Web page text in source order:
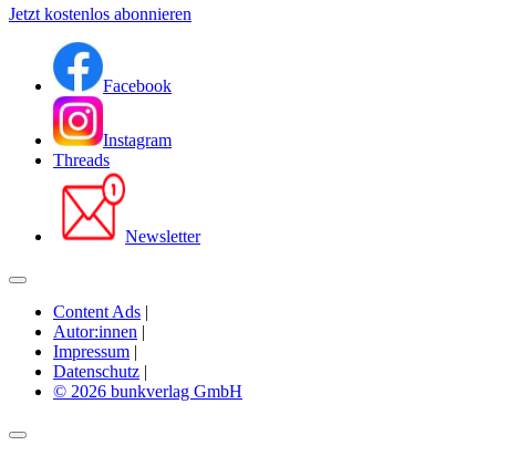
Jetzt kostenlos abonnieren
Facebook
Instagram
Threads
Newsletter
Content Ads |
Autor:innen |
Impressum |
Datenschutz |
© 2026 bunkverlag GmbH